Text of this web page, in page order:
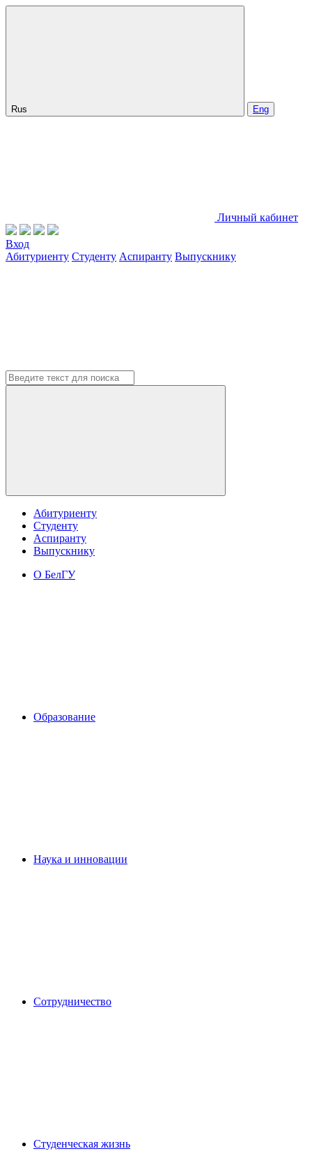
Rus Eng
Личный кабинет
Вход
Абитуриенту Студенту Аспиранту Выпускнику
Абитуриенту
Студенту
Аспиранту
Выпускнику
О БелГУ
Образование
Наука и инновации
Сотрудничество
Студенческая жизнь